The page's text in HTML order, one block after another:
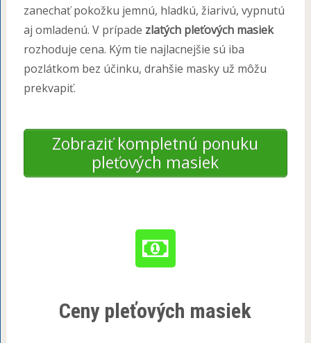
zanechať pokožku jemnú, hladkú, žiarivú, vypnutú
aj omladenú. V prípade zlatých pleťových masiek
rozhoduje cena. Kým tie najlacnejšie sú iba
pozlátkom bez účinku, drahšie masky už môžu
prekvapiť.
Zobraziť kompletnú ponuku
pleťových masiek
Ceny pleťových masiek